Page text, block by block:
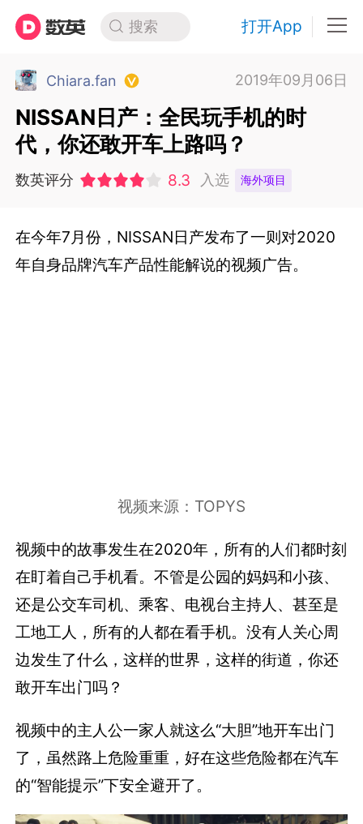
搜索 打开App
Chiara.fan 2019年09月06日
NISSAN日产：全民玩手机的时
代，你还敢开车上路吗？
数英评分 8.3 入选 海外项目
在今年7月份，NISSAN日产发布了一则对2020
年自身品牌汽车产品性能解说的视频广告。
视频来源：TOPYS
视频中的故事发生在2020年，所有的人们都时刻
在盯着自己手机看。不管是公园的妈妈和小孩、
还是公交车司机、乘客、电视台主持人、甚至是
工地工人，所有的人都在看手机。没有人关心周
边发生了什么，这样的世界，这样的街道，你还
敢开车出门吗？
视频中的主人公一家人就这么“大胆”地开车出门
了，虽然路上危险重重，好在这些危险都在汽车
的“智能提示”下安全避开了。